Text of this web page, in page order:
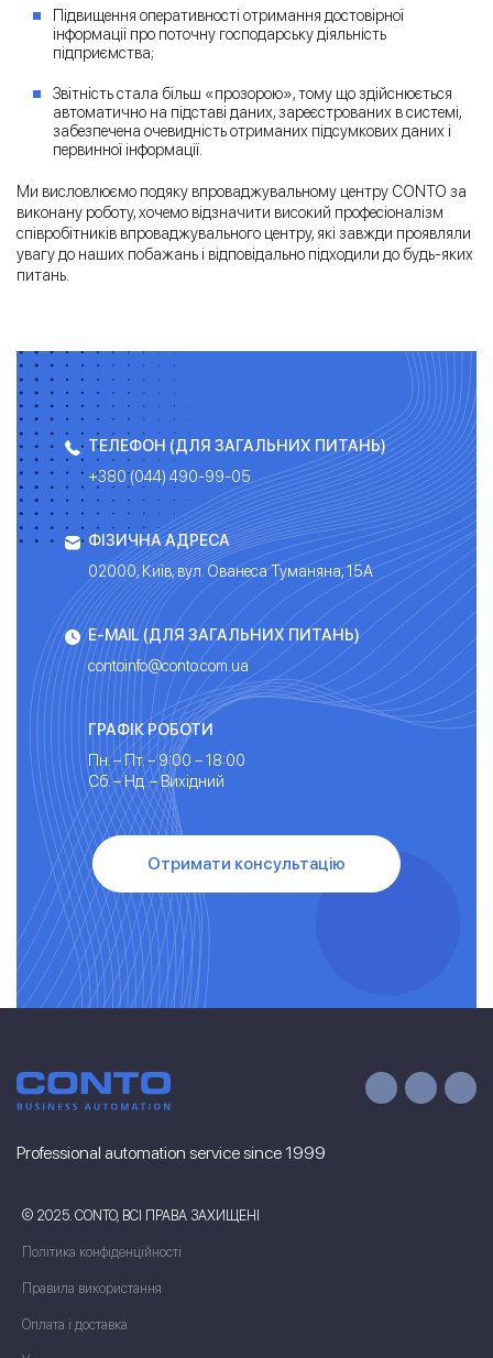
Підвищення оперативності отримання достовірної
інформації про поточну господарську діяльність
підприємства;
Звітність стала більш «прозорою», тому що здійснюється
автоматично на підставі даних, зареєстрованих в системі,
забезпечена очевидність отриманих підсумкових даних і
первинної інформації.
Ми висловлюємо подяку впроваджувальному центру CONTO за
виконану роботу, хочемо відзначити високий професіоналізм
співробітників впроваджувального центру, які завжди проявляли
увагу до наших побажань і відповідально підходили до будь-яких
питань.
ТЕЛЕФОН (ДЛЯ ЗАГАЛЬНИХ ПИТАНЬ)
+380 (044) 490-99-05
ФІЗИЧНА АДРЕСА
02000, Київ, вул. Ованеса Туманяна, 15А
E-MAIL (ДЛЯ ЗАГАЛЬНИХ ПИТАНЬ)
contoinfo@conto.com.ua
ГРАФІК РОБОТИ
Пн. – Пт. – 9:00 – 18:00
Сб. – Нд. – Вихідний
Отримати консультацію
Professional automation service since 1999
© 2025. CONTO, ВСІ ПРАВА ЗАХИЩЕНІ
Політика конфіденційності
Правила використання
Оплата і доставка